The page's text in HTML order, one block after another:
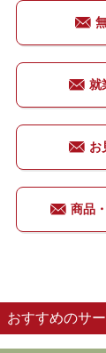
就
お
商品
おすすめのサ